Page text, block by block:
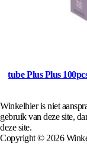
tube Plus Plus
Winkelhier is niet
gebruik van deze site,
deze site.
Copyright © 2026